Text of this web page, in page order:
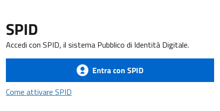
SPID
Accedi con SPID, il sistema Pubblico di Identità Digitale.
Entra con SPID
Come attivare SPID